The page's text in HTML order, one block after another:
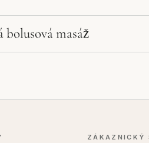
masáž
ZÁKAZNICKÝ